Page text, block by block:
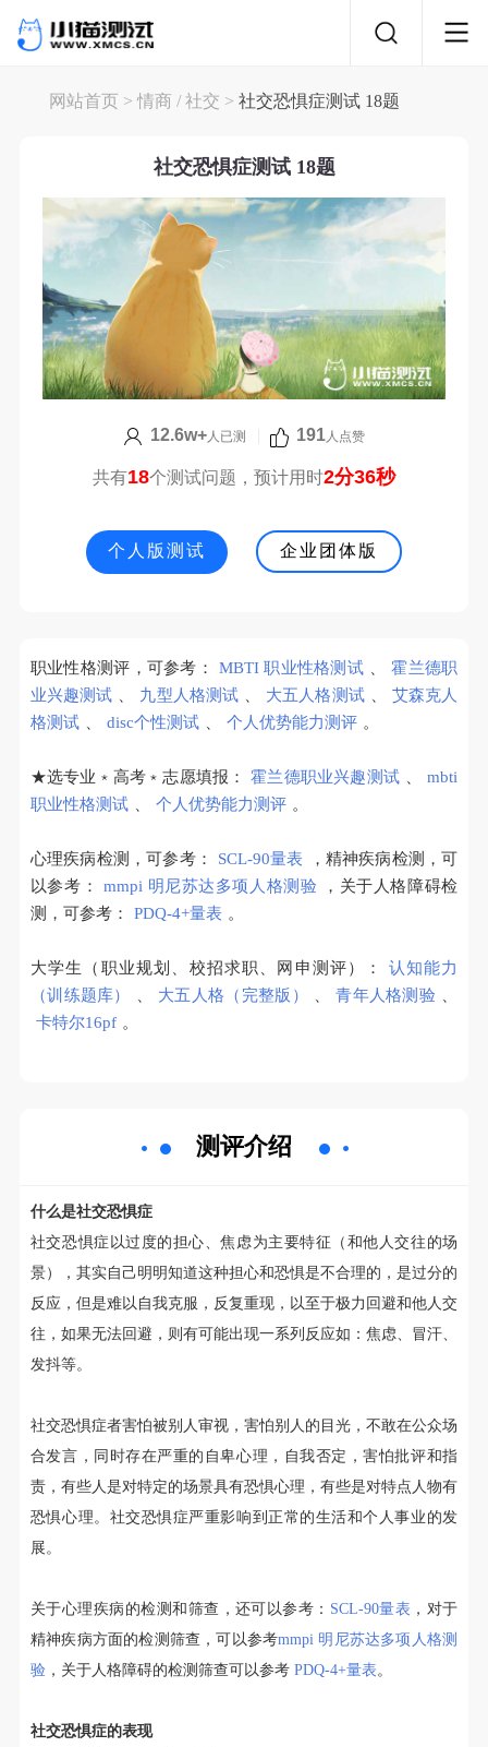
网站首页 > 情商 / 社交 > 社交恐惧症测试 18题
社交恐惧症测试 18题
12.6w+人已测 191人点赞
共有18个测试问题，预计用时2分36秒
个人版测试 企业团体版
职业性格测评，可参考： MBTI 职业性格测试 、
霍兰德职
业兴趣测试 、 九型人格测试 、 大五人格测试 、
艾森克人
格测试 、 disc个性测试 、 个人优势能力测评 。
★选专业﹡高考﹡志愿填报： 霍兰德职业兴趣测试 、
mbti
职业性格测试 、 个人优势能力测评 。
心理疾病检测，可参考： SCL-90量表
，精神疾病检测，可
以参考：
mmpi 明尼苏达多项人格测验
，关于人格障碍检
测，可参考：
PDQ-4+量表 。
大学生（职业规划、校招求职、网申测评）：
认知能力
（训练题库）
、 大五人格（完整版） 、 青年人格测验 、
卡特尔16pf 。
测评介绍
什么是社交恐惧症
社交恐惧症以过度的担心、焦虑为主要特征（和他人交往的场
景），其实自己明明知道这种担心和恐惧是不合理的，是过分的
反应，但是难以自我克服，反复重现，以至于极力回避和他人交
往，如果无法回避，则有可能出现一系列反应如：焦虑、冒汗、
发抖等。
社交恐惧症者害怕被别人审视，害怕别人的目光，不敢在公众场
合发言，同时存在严重的自卑心理，自我否定，害怕批评和指
责，有些人是对特定的场景具有恐惧心理，有些是对特点人物有
恐惧心理。社交恐惧症严重影响到正常的生活和个人事业的发
展。
关于心理疾病的检测和筛查，还可以参考： SCL-90量表 ，对于
精神疾病方面的检测筛查，可以参考mmpi 明尼苏达多项人格测
验，关于人格障碍的检测筛查可以参考 PDQ-4+量表。
社交恐惧症的表现